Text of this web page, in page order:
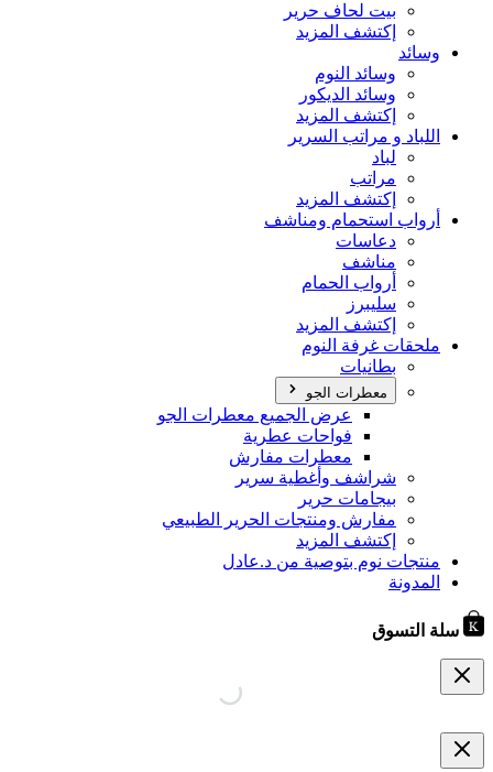
بيت لحاف حرير
إكتشف المزيد
وسائد
وسائد النوم
وسائد الديكور
إكتشف المزيد
اللباد و مراتب السرير
لباد
مراتب
إكتشف المزيد
أرواب استحمام ومناشف
دعاسات
مناشف
أرواب الحمام
سليبرز
إكتشف المزيد
ملحقات غرفة النوم
بطانيات
معطرات الجو
عرض الجميع معطرات الجو
فواحات عطرية
معطرات مفارش
شراشف وأغطية سرير
بيجامات حرير
مفارش ومنتجات الحرير الطبيعي
إكتشف المزيد
منتجات نوم بتوصية من د.عادل
المدونة
سلة التسوق